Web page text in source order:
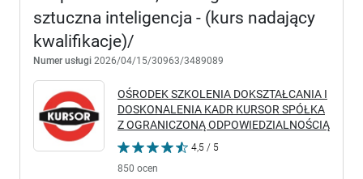
sztuczna inteligencja - (kurs nadający
kwalifikacje)/
Numer usługi 2026/04/15/30963/3489089
OŚRODEK SZKOLENIA DOKSZTAŁCANIA I
DOSKONALENIA KADR KURSOR SPÓŁKA
Z OGRANICZONĄ ODPOWIEDZIALNOŚCIĄ
4,5 / 5
850 ocen